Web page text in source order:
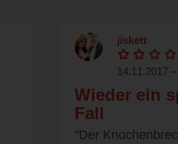
jiskett
14.11.2017
Wieder ein
Fall
"Der